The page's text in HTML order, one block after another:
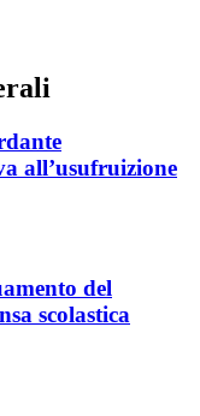
all’usufruizione
del
scolastica